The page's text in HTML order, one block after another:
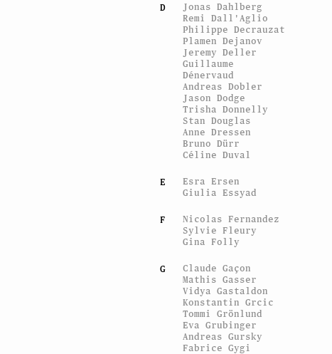
D
Jonas Dahlberg
Remi Dall'Aglio
Philippe Decrauzat
Plamen Dejanov
Jeremy Deller
Guillaume
Dénervaud
Andreas Dobler
Jason Dodge
Trisha Donnelly
Stan Douglas
Anne Dressen
Bruno Dürr
Céline Duval
E
Esra Ersen
Giulia Essyad
F
Nicolas Fernandez
Sylvie Fleury
Gina Folly
G
Claude Gaçon
Mathis Gasser
Vidya Gastaldon
Konstantin Grcic
Tommi Grönlund
Eva Grubinger
Andreas Gursky
Fabrice Gygi